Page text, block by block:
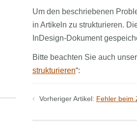
Um den beschriebenen
in Artikeln zu strukturieren.
InDesign-Dokument
Bitte beachten Sie auch
strukturieren“:
Vorheriger Artikel: Fehler beim